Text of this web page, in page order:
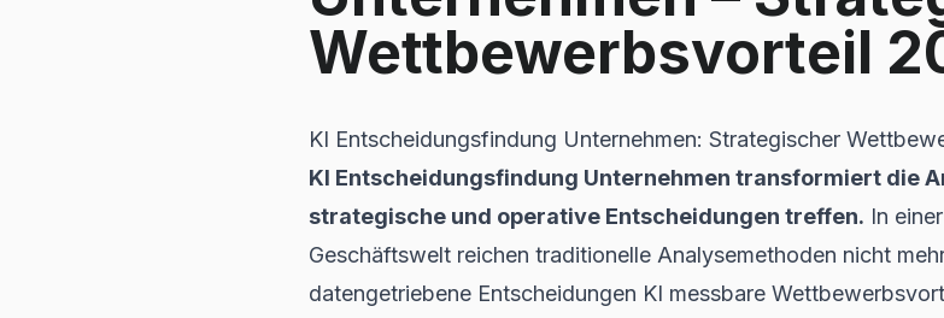
Wettbewerbsvorteil
KI Entscheidungsfindung Unternehmen: Strategischer
KI Entscheidungsfindung Unternehmen transformiert die
strategische und operative Entscheidungen treffen. In
Geschäftswelt reichen traditionelle Analysemethoden nicht
datengetriebene Entscheidungen KI messbare